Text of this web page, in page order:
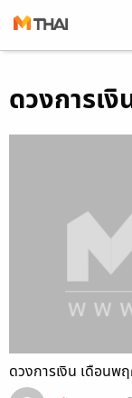
toดวงการเ
ดวงการเงิน เดือน